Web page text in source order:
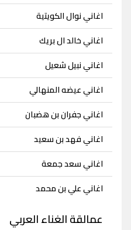
اغاني نوال الكويتية
اغاني خالد ال بريك
اغاني نبيل شعيل
اغاني عيضه المنهالي
اغاني جفران بن هضبان
اغاني فهد بن سعيد
اغاني سعد جمعة
اغاني علي بن محمد
عمالقة الغناء العربي